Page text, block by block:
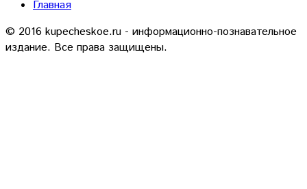
Главная
© 2016 kupecheskoe.ru - информационно-познавательное
издание. Все права защищены.